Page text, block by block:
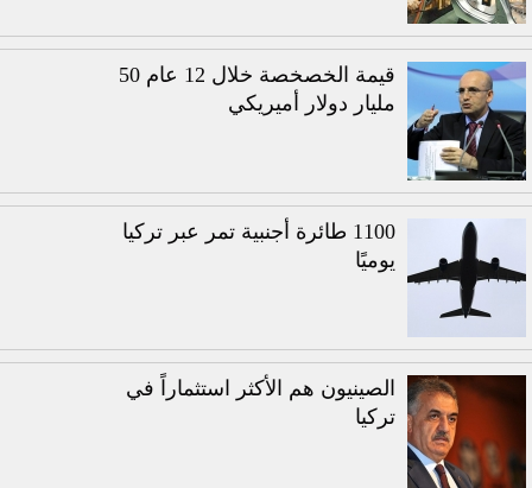
قيمة الخصخصة خلال 12 عام 50
مليار دولار أميريكي
1100 طائرة أجنبية تمر عبر تركيا
يوميًا
الصينيون هم الأكثر استثماراً في
تركيا